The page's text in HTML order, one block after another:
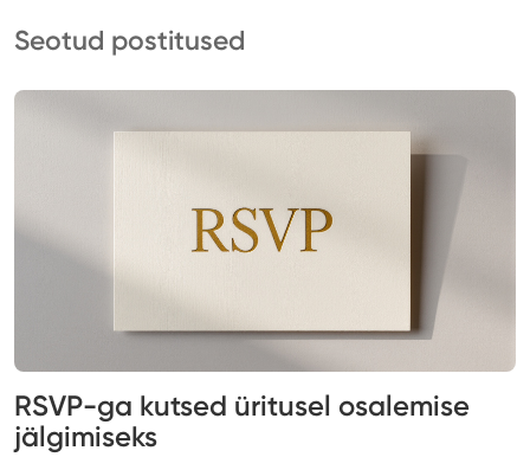
Seotud postitused
RSVP-ga kutsed üritusel osalemise
jälgimiseks